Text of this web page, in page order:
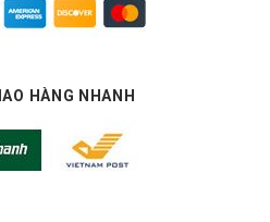
HÀNG NHANH